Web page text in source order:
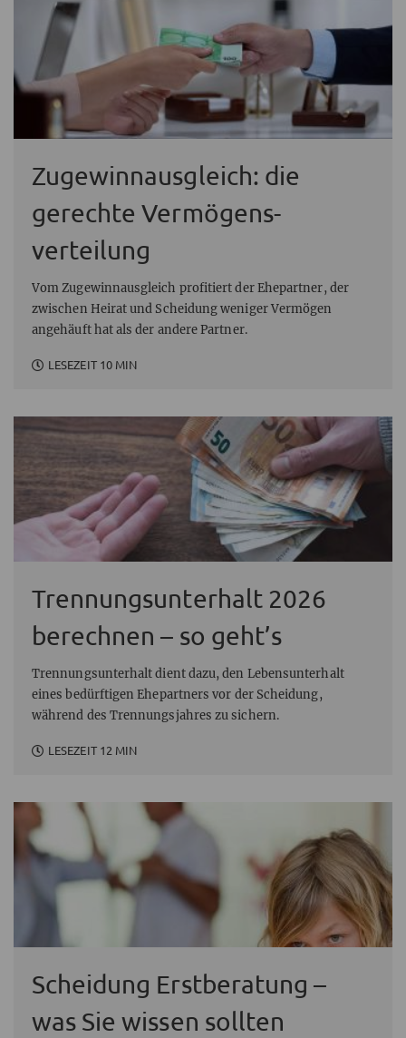
Zugewinnausgleich: die
gerechte Vermögens­
verteilung
Vom Zugewinnausgleich profitiert der Ehepartner, der
zwischen Heirat und Scheidung weniger Vermögen
angehäuft hat als der andere Partner.
LESEZEIT 10 MIN
Trennungsunterhalt 2026
berechnen – so geht’s
Trennungsunterhalt dient dazu, den Lebensunterhalt
eines bedürftigen Ehepartners vor der Scheidung,
während des Trennungsjahres zu sichern.
LESEZEIT 12 MIN
Scheidung Erstberatung –
was Sie wissen sollten